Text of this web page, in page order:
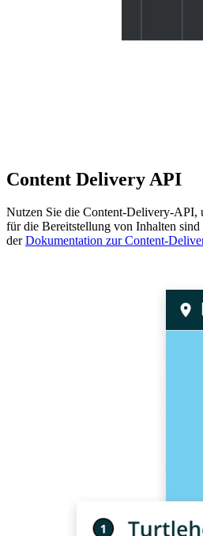
Content Delivery API
Nutzen Sie die Content-Delivery-API,
für die Bereitstellung von Inhalten
derDokumentation zur Content-